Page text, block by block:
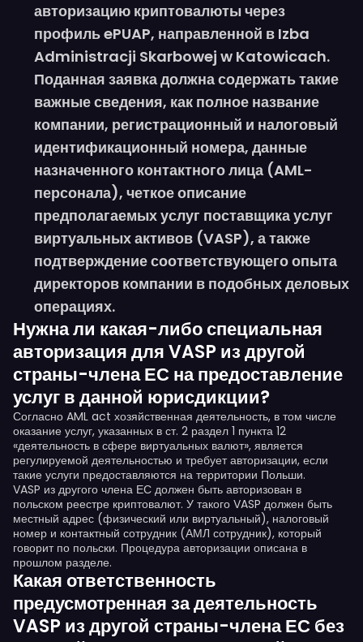
авторизацию криптовалюты через
профиль ePUAP, направленной в Izba
Administracji Skarbowej w Katowicach.
Поданная заявка должна содержать такие
важные сведения, как полное название
компании, регистрационный и налоговый
идентификационный номера, данные
назначенного контактного лица (AML-
персонала), четкое описание
предполагаемых услуг поставщика услуг
виртуальных активов (VASP), а также
подтверждение соответствующего опыта
директоров компании в подобных деловых
операциях.
Нужна ли какая-либо специальная
авторизация для VASP из другой
страны-члена ЕС на предоставление
услуг в данной юрисдикции?
Согласно AML act хозяйственная деятельность, в том числе
оказание услуг, указанных в ст. 2 раздел 1 пункта 12
«деятельность в сфере виртуальных валют», является
регулируемой деятельностью и требует авторизации, если
такие услуги предоставляются на территории Польши.
VASP из другого члена ЕС должен быть авторизован в
польском реестре криптовалют. У такого VASP должен быть
местный адрес (физический или виртуальный), налоговый
номер и контактный сотрудник (АМЛ сотрудник), который
говорит по польски. Процедура авторизации описана в
прошлом разделе.
Какая ответственность
предусмотренная за деятельность
VASP из другой страны-члена ЕС без